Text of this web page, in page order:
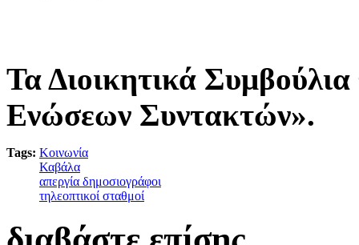
Τα Διοικητικά
Ενώσεων Συντακτών».
Tags: Κοινωνία
Καβάλα
απεργία δημοσιογράφοι
τηλεοπτικοί σταθμοί